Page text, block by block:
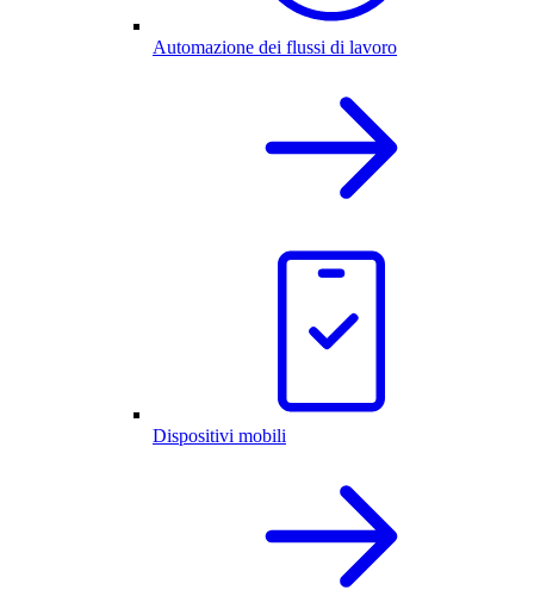
Automazione dei flussi di lavoro
Dispositivi mobili